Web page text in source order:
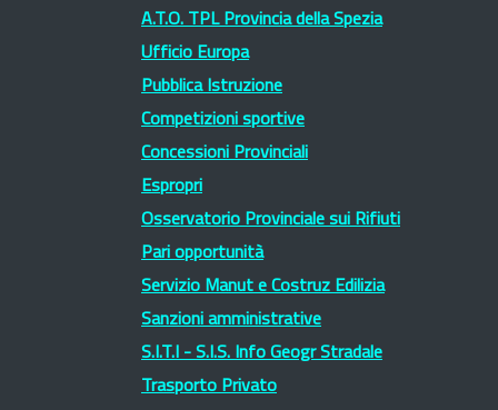
A.T.O. TPL Provincia della Spezia
Ufficio Europa
Pubblica Istruzione
Competizioni sportive
Concessioni Provinciali
Espropri
Osservatorio Provinciale sui Rifiuti
Pari opportunità
Servizio Manut e Costruz Edilizia
Sanzioni amministrative
S.I.T.I - S.I.S. Info Geogr Stradale
Trasporto Privato